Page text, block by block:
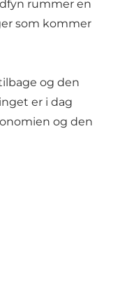
rummer en
som kommer
og den
er i dag
og den